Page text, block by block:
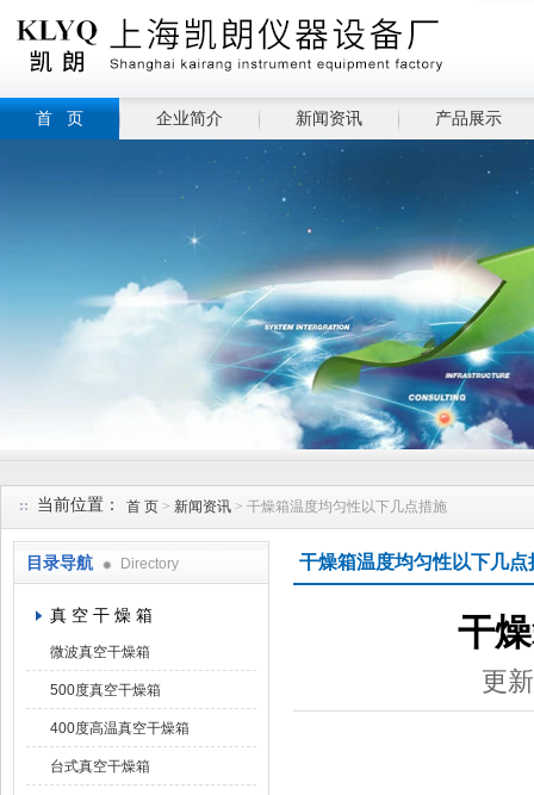
首 页 企业简介 新闻资讯 产品展示
当前位置： 首 页 > 新闻资讯 > 干燥箱温度均匀性以下几点措施
目录导航 Directory
真 空 干 燥 箱
微波真空干燥箱
500度真空干燥箱
400度高温真空干燥箱
台式真空干燥箱
干燥箱温度均匀性以下几点
干
更